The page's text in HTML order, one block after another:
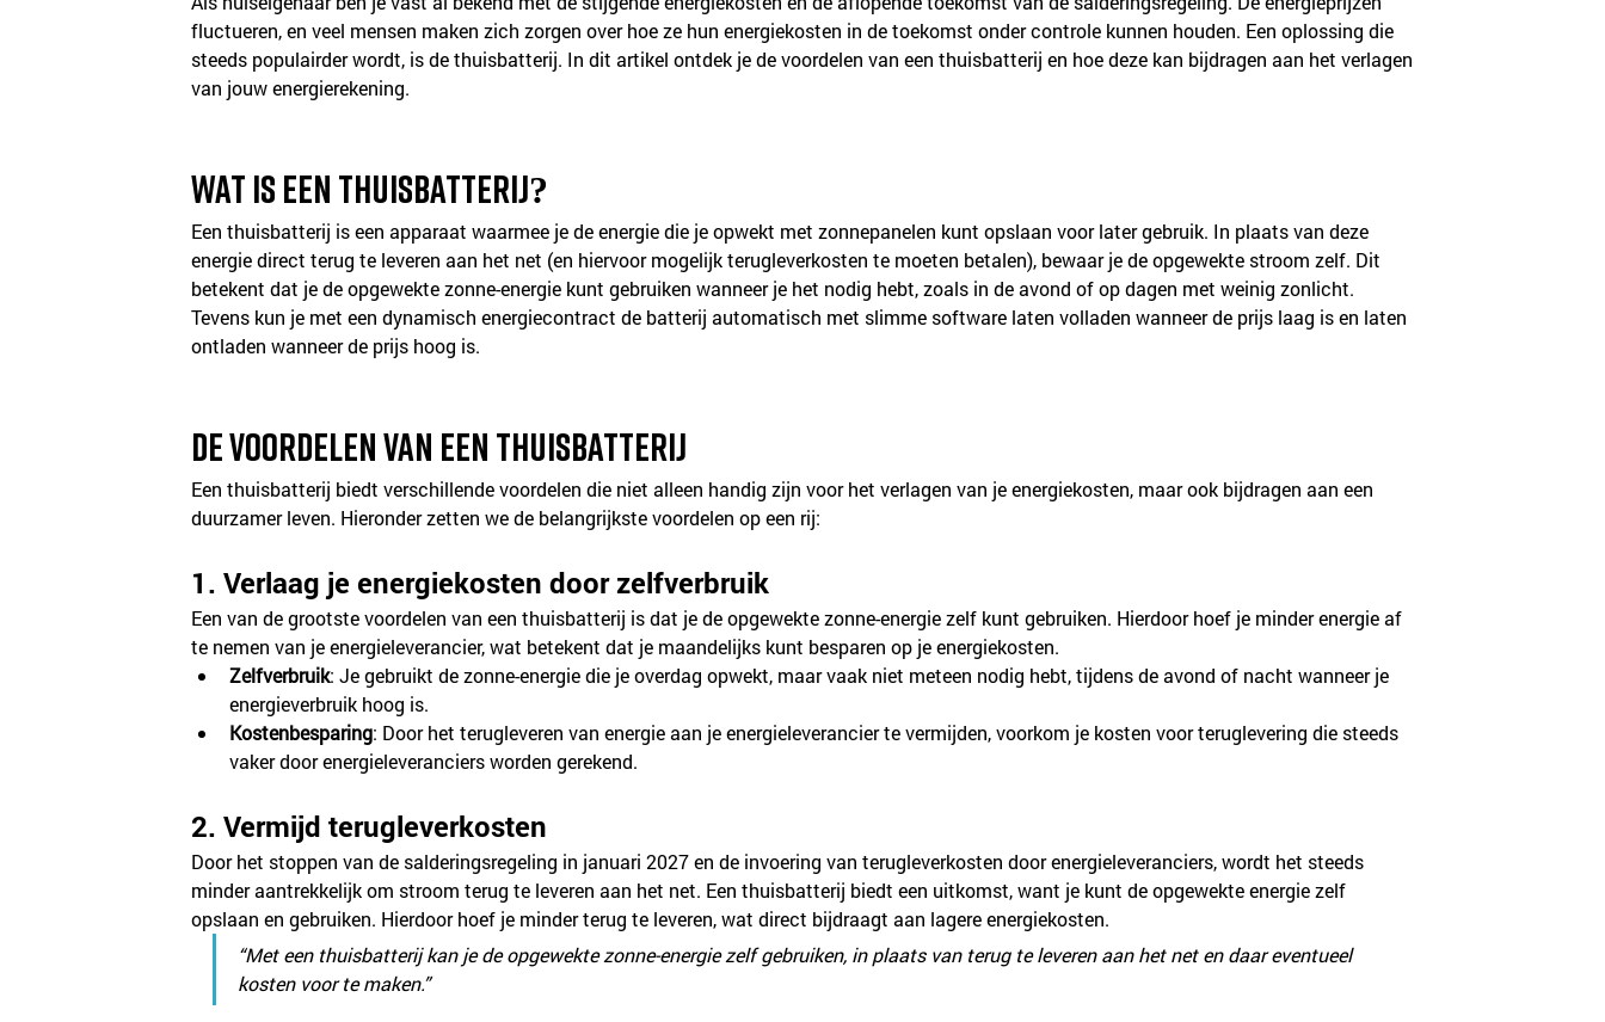
fluctueren, en veel mensen maken zich zorgen over hoe ze hun energiekosten in de toekomst onder controle kunnen houden. Een oplossing die
steeds populairder wordt, is de thuisbatterij. In dit artikel ontdek je de voordelen van een thuisbatterij en hoe deze kan bijdragen aan het verlagen
van jouw energierekening.
Wat is een thuisbatterij?
Een thuisbatterij is een apparaat waarmee je de energie die je opwekt met zonnepanelen kunt opslaan voor later gebruik. In plaats van deze
energie direct terug te leveren aan het net (en hiervoor mogelijk terugleverkosten te moeten betalen), bewaar je de opgewekte stroom zelf. Dit
betekent dat je de opgewekte zonne-energie kunt gebruiken wanneer je het nodig hebt, zoals in de avond of op dagen met weinig zonlicht.
Tevens kun je met een dynamisch energiecontract de batterij automatisch met slimme software laten volladen wanneer de prijs laag is en laten
ontladen wanneer de prijs hoog is.
De voordelen van een thuisbatterij
Een thuisbatterij biedt verschillende voordelen die niet alleen handig zijn voor het verlagen van je energiekosten, maar ook bijdragen aan een
duurzamer leven. Hieronder zetten we de belangrijkste voordelen op een rij:
1. Verlaag je energiekosten door zelfverbruik
Een van de grootste voordelen van een thuisbatterij is dat je de opgewekte zonne-energie zelf kunt gebruiken. Hierdoor hoef je minder energie af
te nemen van je energieleverancier, wat betekent dat je maandelijks kunt besparen op je energiekosten.
Zelfverbruik: Je gebruikt de zonne-energie die je overdag opwekt, maar vaak niet meteen nodig hebt, tijdens de avond of nacht wanneer je
energieverbruik hoog is.
Kostenbesparing: Door het terugleveren van energie aan je energieleverancier te vermijden, voorkom je kosten voor teruglevering die steeds
vaker door energieleveranciers worden gerekend.
2. Vermijd terugleverkosten
Door het stoppen van de salderingsregeling in januari 2027 en de invoering van terugleverkosten door energieleveranciers, wordt het steeds
minder aantrekkelijk om stroom terug te leveren aan het net. Een thuisbatterij biedt een uitkomst, want je kunt de opgewekte energie zelf
opslaan en gebruiken. Hierdoor hoef je minder terug te leveren, wat direct bijdraagt aan lagere energiekosten.
“Met een thuisbatterij kan je de opgewekte zonne-energie zelf gebruiken, in plaats van terug te leveren aan het net en daar eventueel
kosten voor te maken.”